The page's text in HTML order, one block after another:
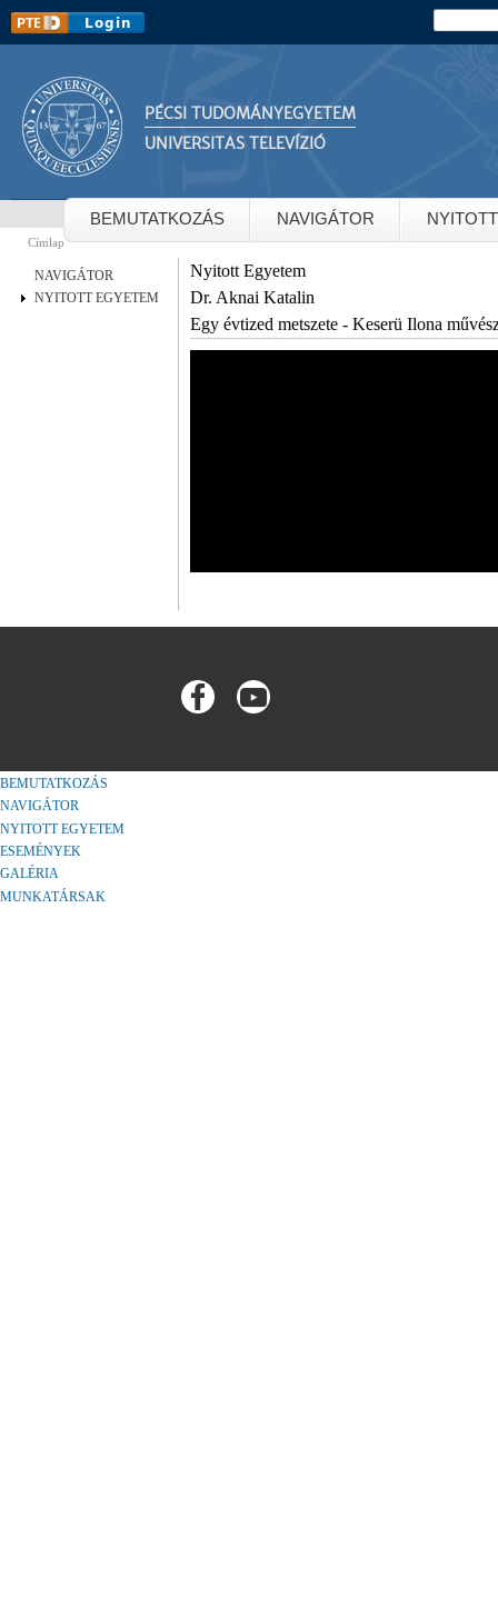
PÉCSI TUDOMÁNYEGYETEM
UNIVERSITAS TELEVÍZIÓ
BEMUTATKOZÁS NAVIGÁTOR
Jelenlegi hely
Címlap
NAVIGÁTOR
NYITOTT EGYETEM
Nyitott Egyetem
Dr. Aknai Katalin
Egy évtized metszete - Keserü Ilona
BEMUTATKOZÁS
NAVIGÁTOR
NYITOTT EGYETEM
ESEMÉNYEK
GALÉRIA
MUNKATÁRSAK